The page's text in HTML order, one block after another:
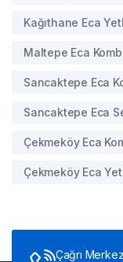
Kağıthane Eca
Maltepe Eca
Sancaktepe Eca
Sancaktepe Eca
Çekmeköy Eca
Çekmeköy Eca
Çağrı